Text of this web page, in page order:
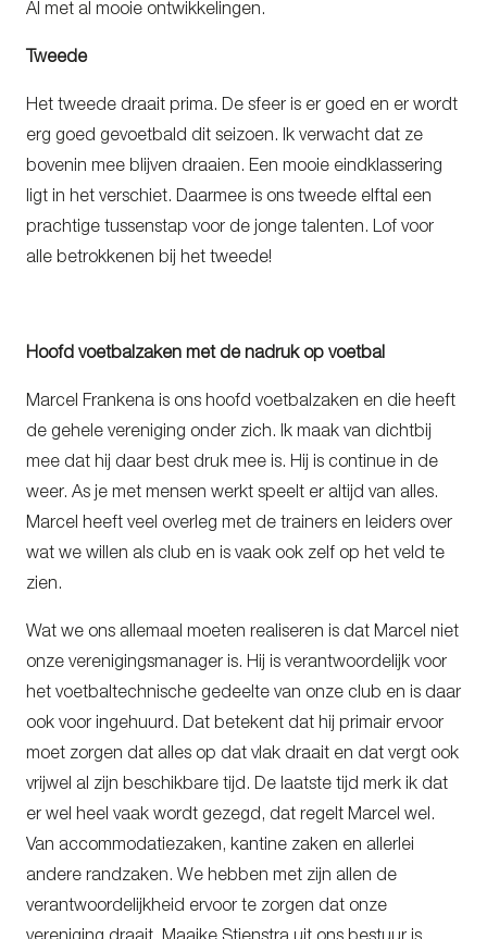
Al met al mooie ontwikkelingen.
Tweede
Het tweede draait prima. De sfeer is er goed en er wordt
erg goed gevoetbald dit seizoen. Ik verwacht dat ze
bovenin mee blijven draaien. Een mooie eindklassering
ligt in het verschiet. Daarmee is ons tweede elftal een
prachtige tussenstap voor de jonge talenten. Lof voor
alle betrokkenen bij het tweede!
Hoofd voetbalzaken met de nadruk op voetbal
Marcel Frankena is ons hoofd voetbalzaken en die heeft
de gehele vereniging onder zich. Ik maak van dichtbij
mee dat hij daar best druk mee is. Hij is continue in de
weer. As je met mensen werkt speelt er altijd van alles.
Marcel heeft veel overleg met de trainers en leiders over
wat we willen als club en is vaak ook zelf op het veld te
zien.
Wat we ons allemaal moeten realiseren is dat Marcel niet
onze verenigingsmanager is. Hij is verantwoordelijk voor
het voetbaltechnische gedeelte van onze club en is daar
ook voor ingehuurd. Dat betekent dat hij primair ervoor
moet zorgen dat alles op dat vlak draait en dat vergt ook
vrijwel al zijn beschikbare tijd. De laatste tijd merk ik dat
er wel heel vaak wordt gezegd, dat regelt Marcel wel.
Van accommodatiezaken, kantine zaken en allerlei
andere randzaken. We hebben met zijn allen de
verantwoordelijkheid ervoor te zorgen dat onze